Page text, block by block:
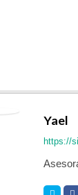
Yael
https://